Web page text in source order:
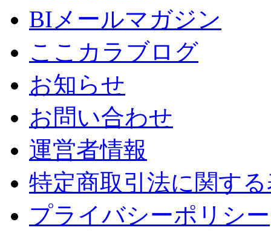
BIメールマガジン
ここカラブログ
お知らせ
お問い合わせ
運営者情報
特定商取引法に関す
プライバシーポリシー